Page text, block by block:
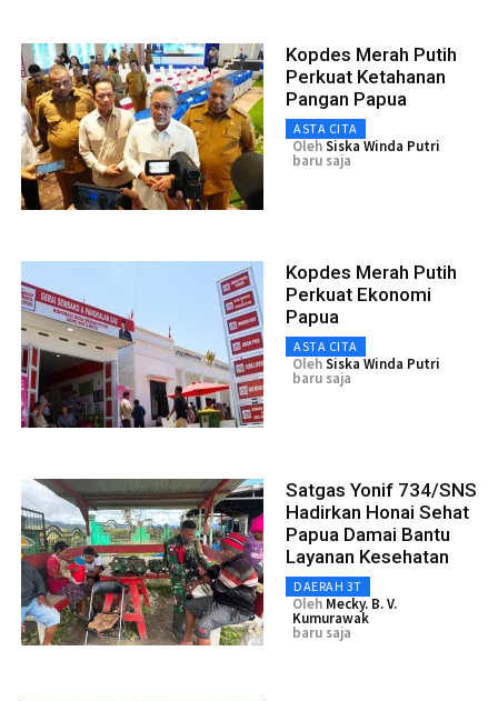
Kopdes Merah Putih
Perkuat Ketahanan
Pangan Papua
ASTA CITA
OlehSiska Winda Putri
baru saja
Kopdes Merah Putih
Perkuat Ekonomi
Papua
ASTA CITA
OlehSiska Winda Putri
baru saja
Satgas Yonif 734/SNS
Hadirkan Honai Sehat
Papua Damai Bantu
Layanan Kesehatan
DAERAH 3T
Oleh Mecky. B. V.
Kumurawak
baru saja